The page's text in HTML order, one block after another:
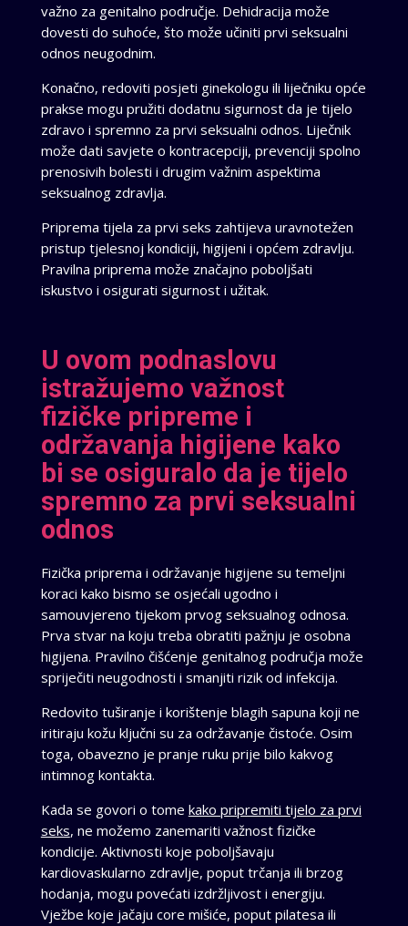
važno za genitalno područje. Dehidracija može
dovesti do suhoće, što može učiniti prvi seksualni
odnos neugodnim.
Konačno, redoviti posjeti ginekologu ili liječniku opće
prakse mogu pružiti dodatnu sigurnost da je tijelo
zdravo i spremno za prvi seksualni odnos. Liječnik
može dati savjete o kontracepciji, prevenciji spolno
prenosivih bolesti i drugim važnim aspektima
seksualnog zdravlja.
Priprema tijela za prvi seks zahtijeva uravnotežen
pristup tjelesnoj kondiciji, higijeni i općem zdravlju.
Pravilna priprema može značajno poboljšati
iskustvo i osigurati sigurnost i užitak.
U ovom podnaslovu
istražujemo važnost
fizičke pripreme i
održavanja higijene kako
bi se osiguralo da je tijelo
spremno za prvi seksualni
odnos
Fizička priprema i održavanje higijene su temeljni
koraci kako bismo se osjećali ugodno i
samouvjereno tijekom prvog seksualnog odnosa.
Prva stvar na koju treba obratiti pažnju je osobna
higijena. Pravilno čišćenje genitalnog područja može
spriječiti neugodnosti i smanjiti rizik od infekcija.
Redovito tuširanje i korištenje blagih sapuna koji ne
iritiraju kožu ključni su za održavanje čistoće. Osim
toga, obavezno je pranje ruku prije bilo kakvog
intimnog kontakta.
Kada se govori o tome kako pripremiti tijelo za prvi
seks, ne možemo zanemariti važnost fizičke
kondicije. Aktivnosti koje poboljšavaju
kardiovaskularno zdravlje, poput trčanja ili brzog
hodanja, mogu povećati izdržljivost i energiju.
Vježbe koje jačaju core mišiće, poput pilatesa ili